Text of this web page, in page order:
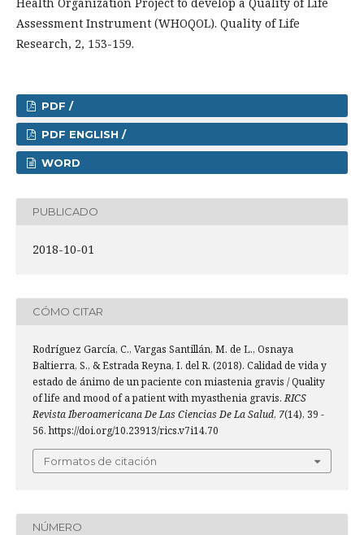
Assessment Instrument (WHOQOL). Quality of Life
Research, 2, 153-159.
PDF /
PDF ENGLISH /
WORD
PUBLICADO
2018-10-01
CÓMO CITAR
Rodríguez García, C., Vargas Santillán, M. de L., Osnaya
Baltierra, S., & Estrada Reyna, I. del R. (2018). Calidad de vida y
estado de ánimo de un paciente con miastenia gravis / Quality
of life and mood of a patient with myasthenia gravis.RICS
Revista Iberoamericana De Las Ciencias De La Salud, 7(14), 39 -
56. https://doi.org/10.23913/rics.v7i14.70
Formatos de citación
NÚMERO